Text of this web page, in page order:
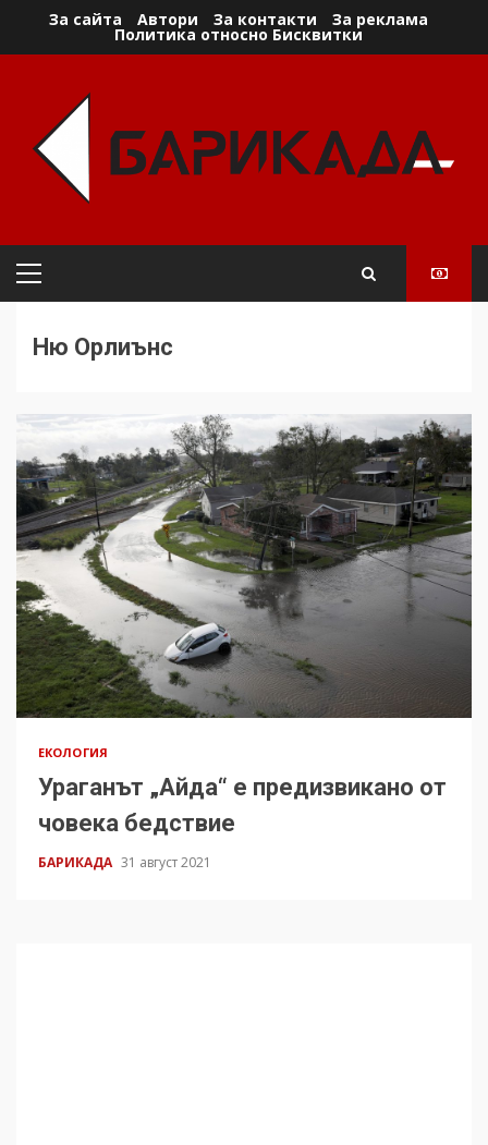
За сайта Автори За контакти За реклама
Политика относно Бисквитки
Primary
Ню Орлиънс
ЕКОЛОГИЯ
Ураганът „Айда“ е предизвикано от
човека бедствие
БАРИКАДА 31 август 2021